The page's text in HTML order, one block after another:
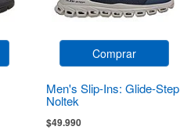
Comprar
Men's Slip-Ins: Glide-Step
Noltek
$49.990